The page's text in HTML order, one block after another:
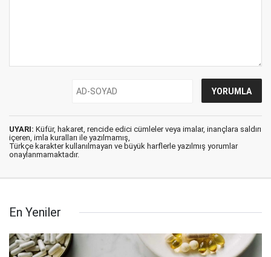
UYARI: Küfür, hakaret, rencide edici cümleler veya imalar, inançlara saldırı
içeren, imla kuralları ile yazılmamış,
Türkçe karakter kullanılmayan ve büyük harflerle yazılmış yorumlar
onaylanmamaktadır.
En Yeniler